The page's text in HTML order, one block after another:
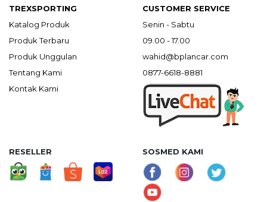
TREXSPORTING
Katalog Produk
Produk Terbaru
Produk Unggulan
Tentang Kami
Kontak Kami
CUSTOMER SERVICE
Senin - Sabtu
09.00 - 17.00
wahid@bplancar.com
0877-6618-8881
RESELLER SOSMED KAMI